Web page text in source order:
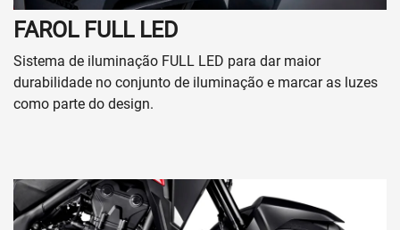
FAROL FULL LED
Sistema de iluminação FULL LED para dar maior
durabilidade no conjunto de iluminação e marcar as luzes
como parte do design.